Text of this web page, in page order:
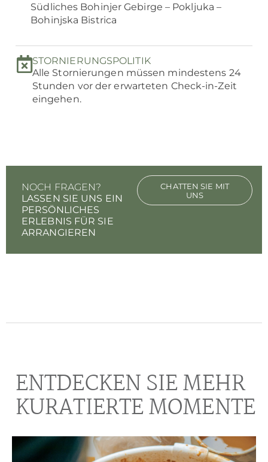
Südliches Bohinjer Gebirge – Pokljuka –
Bohinjska Bistrica
STORNIERUNGSPOLITIK
Alle Stornierungen müssen mindestens 24
Stunden vor der erwarteten Check-in-Zeit
eingehen.
NOCH FRAGEN?
LASSEN SIE UNS EIN
PERSÖNLICHES
ERLEBNIS FÜR SIE
ARRANGIEREN
CHATTEN SIE MIT
UNS
ENTDECKEN SIE MEHR
KURATIERTE MOMENTE